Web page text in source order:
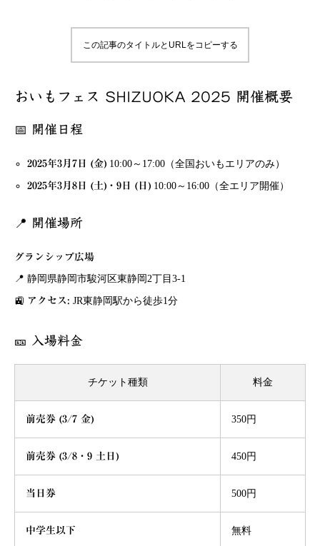
この記事のタイトルとURLをコピーする
おいもフェス SHIZUOKA 2025 開催概要
📅 開催日程
2025年3月7日 (金) 10:00～17:00（全国おいもエリアのみ）
2025年3月8日 (土)・9日 (日) 10:00～16:00（全エリア開催）
📍 開催場所
グランシップ広場
📍 静岡県静岡市駿河区東静岡2丁目3-1
🚉 アクセス: JR東静岡駅から徒歩1分
🎫 入場料金
チケット種類 料金
前売券 (3/7 金) 350円
前売券 (3/8・9 土日) 450円
当日券 500円
中学生以下 無料